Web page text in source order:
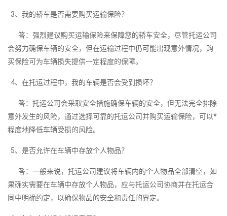
3、我的轿车是否需要购买运输保险？
答：强烈建议购买运输保险来保障您的轿车安全，尽管托运公司
会努力确保车辆的安全，但在运输过程中仍可能出现意外情况，购
买保险可为车辆损失提供一定程度的保障。
4、在托运过程中，我的车辆是否会受到损坏？
答：托运公司会采取安全措施确保车辆的安全，但无法完全排除
意外发生的风险，通过选择可靠的托运公司并购买运输保险，可以*
程度地降低车辆受损的风险。
5、是否允许在车辆中存放个人物品？
答：一般来说，托运公司建议将车辆内的个人物品全部清空，如
果确实需要在车辆中存放个人物品，应与托运公司协商并在托运合
同中明确约定，以确保物品的安全和责任的界定。